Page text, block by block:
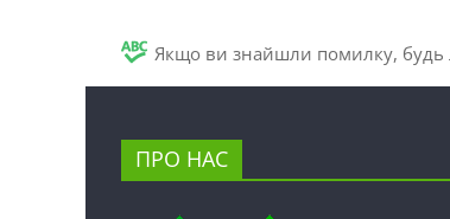
Якщо ви знайшли помилку, будь
ПРО НАС